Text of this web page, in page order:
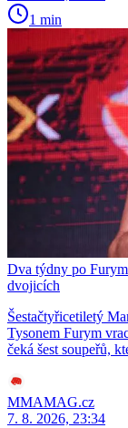
1 min
Dva týdny po
dvojicích
Šestačtyřicetiletý
Tysonem Furym
čeká šest soupeřů,
MMAMAG.cz
7. 8. 2026, 23:34